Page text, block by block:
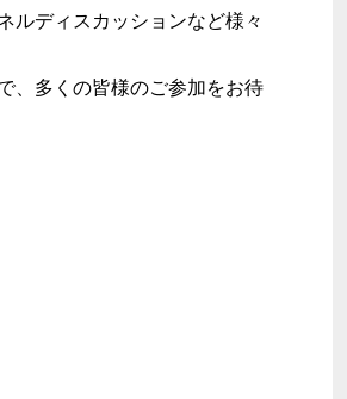
ルディスカッションなど様々
、多くの皆様のご参加をお待